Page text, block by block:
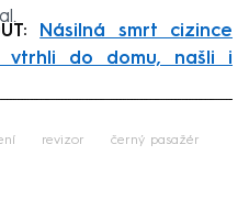
Násilná smrt cizince
vtrhli do domu, našli i
revizor černý pasažér